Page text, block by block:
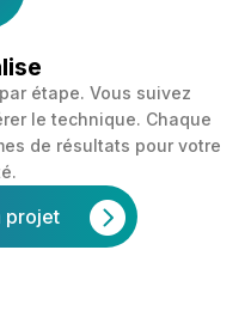
étape. Vous suivez
le technique. Chaque
de résultats pour votre
projet